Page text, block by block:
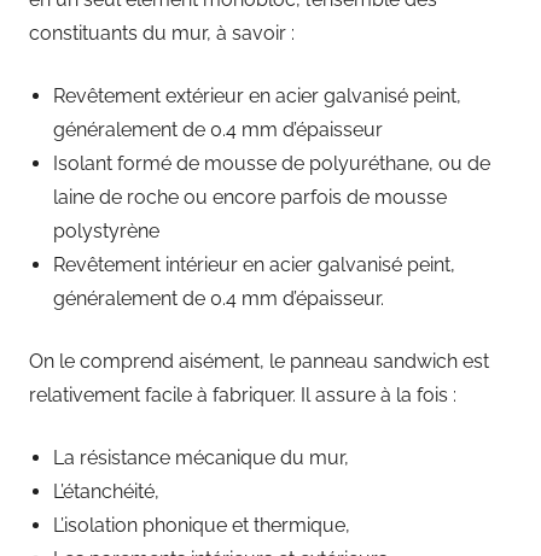
constituants du mur, à savoir :
Revêtement extérieur en acier galvanisé peint,
généralement de 0.4 mm d’épaisseur
Isolant formé de mousse de polyuréthane, ou de
laine de roche ou encore parfois de mousse
polystyrène
Revêtement intérieur en acier galvanisé peint,
généralement de 0.4 mm d’épaisseur.
On le comprend aisément, le panneau sandwich est
relativement facile à fabriquer. Il assure à la fois :
La résistance mécanique du mur,
L’étanchéité,
L’isolation phonique et thermique,